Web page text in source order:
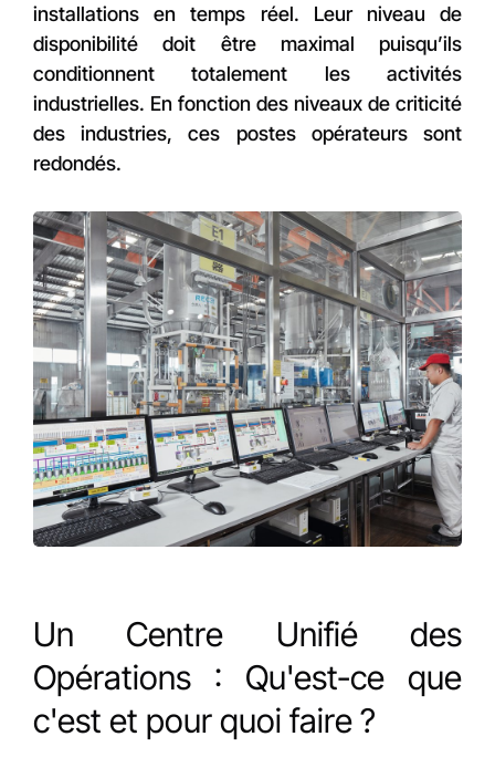
installations en temps réel. Leur niveau de
disponibilité doit être maximal puisqu’ils
conditionnent totalement les activités
industrielles. En fonction des niveaux de criticité
des industries, ces postes opérateurs sont
redondés.
Un Centre Unifié des
Opérations : Qu'est-ce que
c'est et pour quoi faire ?